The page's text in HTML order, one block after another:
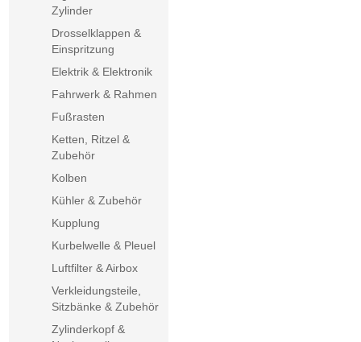
Zylinder
Drosselklappen &
Einspritzung
Elektrik & Elektronik
Fahrwerk & Rahmen
Fußrasten
Ketten, Ritzel &
Zubehör
Kolben
Kühler & Zubehör
Kupplung
Kurbelwelle & Pleuel
Luftfilter & Airbox
Verkleidungsteile,
Sitzbänke & Zubehör
Zylinderkopf &